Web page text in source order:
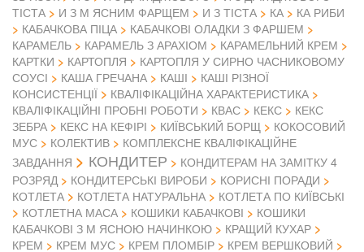
ТІСТА
И З М ЯСНИМ ФАРЩЕМ И З ТІСТА КА
КА РИБИ
КАБАЧКОВА ПІЦА
КАБАЧКОВІ ОЛАДКИ З ФАРШЕМ
КАРАМЕЛЬ
КАРАМЕЛЬ З АРАХІОМ
КАРАМЕЛЬНИЙ КРЕМ
КАРТКИ
КАРТОПЛЯ
КАРТОПЛЯ У СИРНО ЧАСНИКОВОМУ
СОУСІ
КАША ГРЕЧАНА КАШІ
КАШІ РІЗНОЇ
КОНСИСТЕНЦІЇ
КВАЛІФІКАЦІЙНА ХАРАКТЕРИСТИКА
КВАЛІФІКАЦІЙНІ ПРОБНІ РОБОТИ
КВАС КЕКС
КЕКС
ЗЕБРА
КЕКС НА КЕФІРІ КИЇВСЬКИЙ БОРЩ
КОКОСОВИЙ
МУС
КОЛЕКТИВ
КОМПЛЕКСНЕ КВАЛІФІКАЦІЙНЕ
ЗАВДАННЯ
КОНДИТЕР
КОНДИТЕРАМ НА ЗАМІТКУ 4
РОЗРЯД
КОНДИТЕРСЬКІ ВИРОБИ
КОРИСНІ ПОРАДИ
КОТЛЕТА
КОТЛЕТА НАТУРАЛЬНА
КОТЛЕТА ПО КИЇВСЬКІ
КОТЛЕТНА МАСА
КОШИКИ КАБАЧКОВІ
КОШИКИ
КАБАЧКОВІ З М ЯСНОЮ НАЧИНКОЮ
КРАЩИЙ КУХАР
КРЕМ
КРЕМ МУС КРЕМ ПЛОМБІР
КРЕМ ВЕРШКОВИЙ